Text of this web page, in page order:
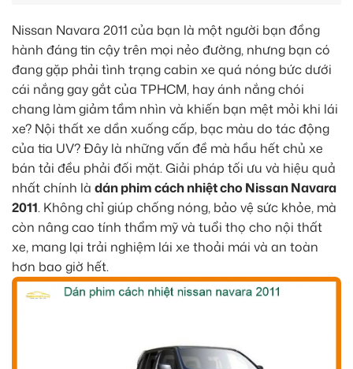
Nissan Navara 2011 của bạn là một người bạn đồng
hành đáng tin cậy trên mọi nẻo đường, nhưng bạn có
đang gặp phải tình trạng cabin xe quá nóng bức dưới
cái nắng gay gắt của TPHCM, hay ánh nắng chói
chang làm giảm tầm nhìn và khiến bạn mệt mỏi khi lái
xe? Nội thất xe dần xuống cấp, bạc màu do tác động
của tia UV? Đây là những vấn đề mà hầu hết chủ xe
bán tải đều phải đối mặt. Giải pháp tối ưu và hiệu quả
nhất chính là dán phim cách nhiệt cho Nissan Navara
2011. Không chỉ giúp chống nóng, bảo vệ sức khỏe, mà
còn nâng cao tính thẩm mỹ và tuổi thọ cho nội thất
xe, mang lại trải nghiệm lái xe thoải mái và an toàn
hơn bao giờ hết.